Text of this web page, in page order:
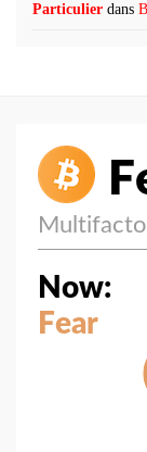
Particulier dans